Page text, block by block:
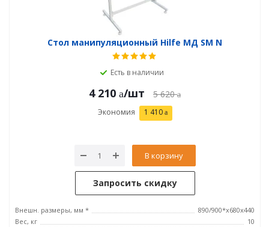
Стол манипуляционный Hilfe МД SM N
Есть в наличии
4 210 /шт 5 620
Экономия 1 410
В корзину
Запросить скидку
Внешн. размеры, мм *
890/900*x680x440
Вес, кг
10